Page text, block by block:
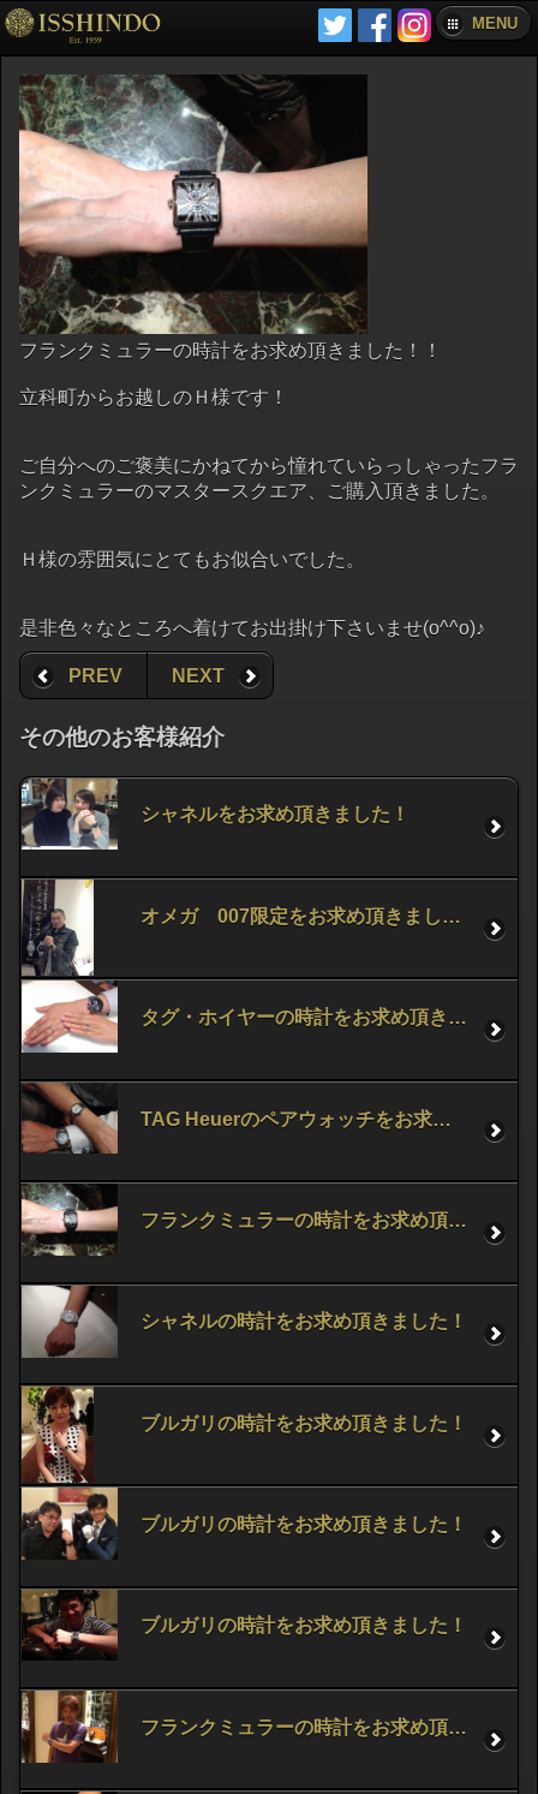
MENU
フランクミュラーの時計をお求め頂きました！！
立科町からお越しのＨ様です！
ご自分へのご褒美にかねてから憧れていらっしゃったフラ
ンクミュラーのマスタースクエア、ご購入頂きました。
Ｈ様の雰囲気にとてもお似合いでした。
是非色々なところへ着けてお出掛け下さいませ(o^^o)♪
PREV NEXT
その他のお客様紹介
シャネルをお求め頂きました！
オメガ 007限定をお求め頂きました。
タグ・ホイヤーの時計をお求め頂きました
TAG Heuerのペアウォッチをお求め頂きました。
フランクミュラーの時計をお求め頂きました！！
シャネルの時計をお求め頂きました！
ブルガリの時計をお求め頂きました！
ブルガリの時計をお求め頂きました！
ブルガリの時計をお求め頂きました！
フランクミュラーの時計をお求め頂きました！